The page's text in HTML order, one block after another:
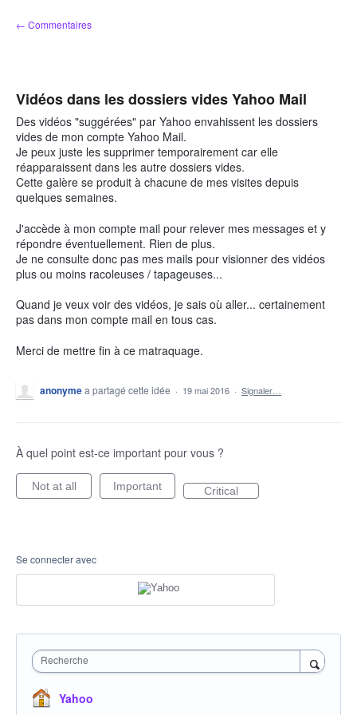
Aller
au
← Commentaires
Vidéos dans les dossiers vides Yahoo Mail
Des vidéos "suggérées" par Yahoo envahissent les dossiers
vides de mon compte Yahoo Mail.
Je peux juste les supprimer temporairement car elle
réapparaissent dans les autre dossiers vides.
Cette galère se produit à chacune de mes visites depuis
quelques semaines.
J'accède à mon compte mail pour relever mes messages et y
répondre éventuellement. Rien de plus.
Je ne consulte donc pas mes mails pour visionner des vidéos
plus ou moins racoleuses / tapageuses...
Quand je veux voir des vidéos, je sais où aller... certainement
pas dans mon compte mail en tous cas.
Merci de mettre fin à ce matraquage.
anonymea partagé cette idée · 19 mai 2016 · Signaler…
À quel point est-ce important pour vous ?
Not at all Important Critical
Se connecter avec
Recherche
Yahoo